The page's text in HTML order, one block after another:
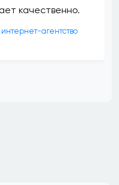
качественно.
агентство